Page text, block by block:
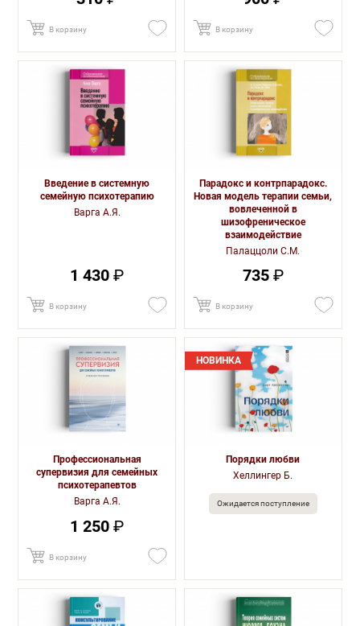
В корзину В корзину
Введение в системную
семейную психотерапию
Варга А.Я.
1 430 ₽
В корзину
Парадокс и контрпарадокс.
Новая модель терапии семьи,
вовлеченной в
шизофреническое
взаимодействие
Палаццоли С.М.
735₽
В корзину
Профессиональная
супервизия для семейных
психотерапевтов
Варга А.Я.
1 250 ₽
В корзину
НОВИНКА
Порядки любви
Хеллингер Б.
Ожидается поступление